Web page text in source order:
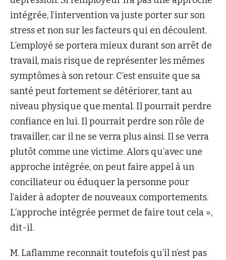
intégrée, l’intervention va juste porter sur son
stress et non sur les facteurs qui en découlent.
L’employé se portera mieux durant son arrêt de
travail, mais risque de représenter les mêmes
symptômes à son retour. C’est ensuite que sa
santé peut fortement se détériorer, tant au
niveau physique que mental. Il pourrait perdre
confiance en lui. Il pourrait perdre son rôle de
travailler, car il ne se verra plus ainsi. Il se verra
plutôt comme une victime. Alors qu’avec une
approche intégrée, on peut faire appel à un
conciliateur ou éduquer la personne pour
l’aider à adopter de nouveaux comportements.
L’approche intégrée permet de faire tout cela »,
dit-il.
M. Laflamme reconnait toutefois qu’il n’est pas